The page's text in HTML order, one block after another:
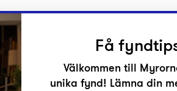
Få
Välkommen till
unika fynd! Lämna din